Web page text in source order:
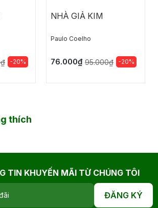
-20%
NHÀ GIẢ KIM
Paulo Coelho
76.000₫ 95.000₫ -20%
thích
TIN KHUYẾN MÃI TỪ CHÚNG TÔI
ĐĂNG KÝ